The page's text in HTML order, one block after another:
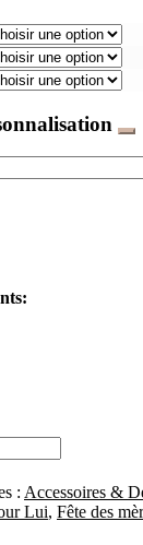
: Accessoires &
Lui, Fête des